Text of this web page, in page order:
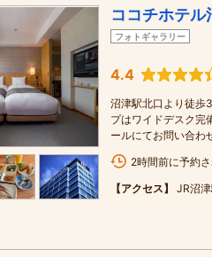
ココチホテル
フォトギャラリー
4.4
沼津駅北口より徒歩
プはワイドデスク完
ールにてお問い合わ
2時間前に予約
【アクセス】
JR沼